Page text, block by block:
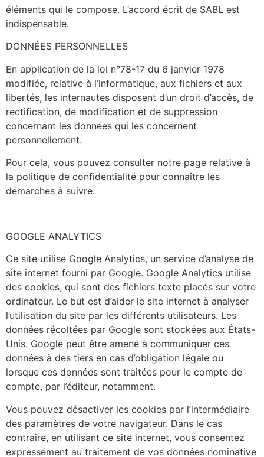
éléments qui le compose. L’accord écrit de SABL est
indispensable.
DONNÉES PERSONNELLES
En application de la loi n°78-17 du 6 janvier 1978
modifiée, relative à l’informatique, aux fichiers et aux
libertés, les internautes disposent d’un droit d’accès, de
rectification, de modification et de suppression
concernant les données qui les concernent
personnellement.
Pour cela, vous pouvez consulter notre page relative à
la politique de confidentialité pour connaître les
démarches à suivre.
GOOGLE ANALYTICS
Ce site utilise Google Analytics, un service d’analyse de
site internet fourni par Google. Google Analytics utilise
des cookies, qui sont des fichiers texte placés sur votre
ordinateur. Le but est d’aider le site internet à analyser
l’utilisation du site par les différents utilisateurs. Les
données récoltées par Google sont stockées aux États-
Unis. Google peut être amené à communiquer ces
données à des tiers en cas d’obligation légale ou
lorsque ces données sont traitées pour le compte de
compte, par l’éditeur, notamment.
Vous pouvez désactiver les cookies par l’intermédiaire
des paramètres de votre navigateur. Dans le cas
contraire, en utilisant ce site internet, vous consentez
expressément au traitement de vos données nominative